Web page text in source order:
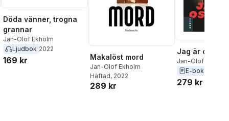
Döda vänner, trogna
grannar
Jan-Olof Ekholm
Ljudbok 2022
169 kr Makalöst mord
Jan-Olof Ekholm
Häftad, 2022
289 kr
Jag är
Jan-Olof Ekholm
E-bok
279 kr